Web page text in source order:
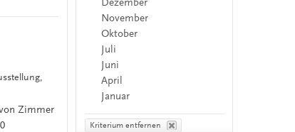
Zimmer
November
Oktober
Juli
Juni
April
Januar
Kriterium entfernen